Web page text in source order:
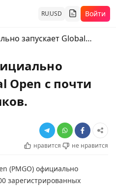
RUUSD Войти
PUBG Mobile официально запускает Global Open с почти 100 000 участников.
Open с почти
нравится
не нравится
(PMGO) официально
зарегистрированных